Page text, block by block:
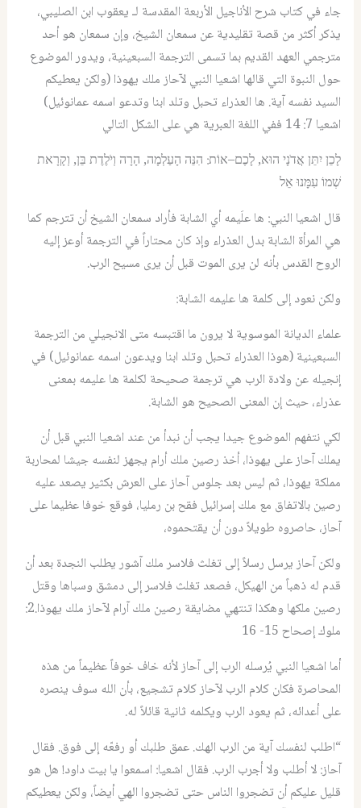
جاء في كتاب شرح الأناجيل الأربعة المقدسة لـ يعقوب ابن الصليبي،
يذكر أكثر من قصة تقليدية عن سمعان الشيخ، وإن سمعان هو أحد
مترجمي العهد القديم بما تسمى الترجمة السبعينية، ويدور الموضوع
حول النبوة التي قالها اشعيا النبي لآحاز ملك يهوذا (ولكن يعطيكم
السيد نفسه آية. ها العذراء تحبل وتلد ابنا وتدعو اسمه عمانوئيل)
اشعيا 7: 14 ففي اللغة العبرية هي على الشكل التالي
לָכֵן יִתֵּן אֲדֹנָי הוּא, לָכֶם–אוֹת: הִנֵּה הָעַלְמָה, הָרָה וְיֹלֶדֶת בֵּן, וְקָרָאת
שְׁמוֹ עִמָּנוּ אֵל
قال اشعيا النبي: ها علَيمه أي الشابة فأراد سمعان الشيخ أن تترجم كما
هي المرأة الشابة بدل العذراء وإذ كان محتاراً في الترجمة أوعز إليه
الروح القدس بأنه لن يرى الموت قبل أن يرى مسيح الرب.
ولكن نعود إلى كلمة ها عليمه الشابة:
علماء الديانة الموسوية لا يرون ما اقتبسه متى الانجيلي من الترجمة
السبعينية (هوذا العذراء تحبل وتلد ابنا ويدعون اسمه عمانوئيل) في
إنجيله عن ولادة الرب هي ترجمة صحيحة لكلمة ها عليمه بمعنى
عذراء، حيث إن المعنى الصحيح هو الشابة.
لكي نتفهم الموضوع جيدا يجب أن نبدأ من عند اشعيا النبي قبل أن
يملك آحاز على يهوذا، أخذ رصين ملك أرام يجهز لنفسه جيشا لمحاربة
مملكة يهوذا، ثم ليس بعد جلوس آحاز على العرش بكثير يصعد عليه
رصين بالاتفاق مع ملك إسرائيل فقح بن رمليا، فوقع خوفا عظيما على
آحاز، حاصروه طويلاً دون أن يقتحموه،
ولكن آحاز يرسل رسلاً إلى تغلث فلاسر ملك آشور يطلب النجدة بعد أن
قدم له ذهباً من الهيكل، فصعد تغلث فلاسر إلى دمشق وسباها وقتل
رصين ملكها وهكذا تنتهي مضايقة رصين ملك آرام لآحاز ملك يهوذا.2:
ملوك إصحاح 15- 16
أما اشعيا النبي يُرسله الرب إلى آحاز لأنه خاف خوفاً عظيماً من هذه
المحاصرة فكان كلام الرب لآحاز كلام تشجيع، بأن الله سوف ينصره
على أعدائه، ثم يعود الرب ويكلمه ثانية قائلاً له.
“اطلب لنفسك آية من الرب الهك. عمق طلبك أو رفعّه إلى فوق. فقال
آحاز: لا أطلب ولا أجرب الرب. فقال اشعيا: اسمعوا يا بيت داود! هل هو
قليل عليكم أن تضجروا الناس حتى تضجروا الهي أيضاً، ولكن يعطيكم